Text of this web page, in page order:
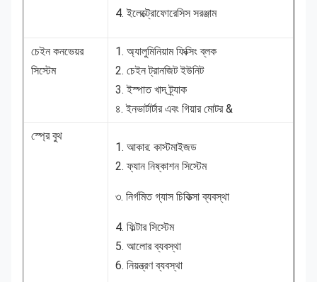
4. ইলেক্ট্রোফোরেসিস সরঞ্জাম
চেইন কনভেয়র
সিস্টেম
1. অ্যালুমিনিয়াম ফিক্সিং ব্লক
2. চেইন ট্রানজিট ইউনিট
3. ইস্পাত খাদ ট্র্যাক
৪. ইনভার্টার্টার এবং গিয়ার মোটর &
স্প্রে বুথ
1. আকার: কাস্টমাইজড
2. ফ্যান নিষ্কাশন সিস্টেম
৩. নির্গমিত গ্যাস চিকিত্সা ব্যবস্থা
4. ফিল্টার সিস্টেম
5. আলোর ব্যবস্থা
6. নিয়ন্ত্রণ ব্যবস্থা